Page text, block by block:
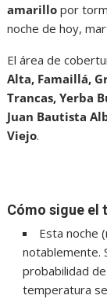
amarillo por
noche de hoy,
El área de
Alta, Famaillá,
Trancas, Yerba
Juan Bautista
Viejo.
Cómo sigue el
Esta noche
notablemente.
probabilidad
temperatura